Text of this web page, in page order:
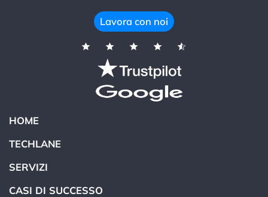
Lavora con noi
HOME
TECHLANE
SERVIZI
CASI DI SUCCESSO